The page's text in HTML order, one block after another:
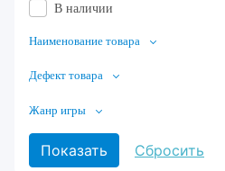
В наличии
Наименование товара
Дефект товара
Жанр игры